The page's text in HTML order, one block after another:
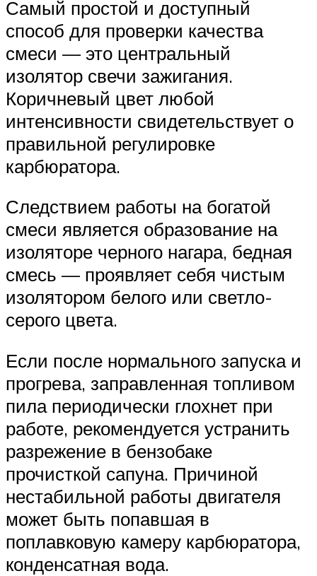
Самый простой и доступный
способ для проверки качества
смеси — это центральный
изолятор свечи зажигания.
Коричневый цвет любой
интенсивности свидетельствует о
правильной регулировке
карбюратора.
Следствием работы на богатой
смеси является образование на
изоляторе черного нагара, бедная
смесь — проявляет себя чистым
изолятором белого или светло-
серого цвета.
Если после нормального запуска и
прогрева, заправленная топливом
пила периодически глохнет при
работе, рекомендуется устранить
разрежение в бензобаке
прочисткой сапуна. Причиной
нестабильной работы двигателя
может быть попавшая в
поплавковую камеру карбюратора,
конденсатная вода.